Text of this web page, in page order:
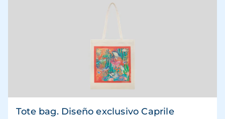
Tote bag. Diseño exclusivo Caprile